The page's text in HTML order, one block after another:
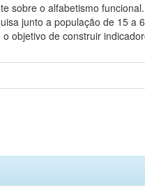
sobre o alfabetismo
junto a população de 15
objetivo de construir